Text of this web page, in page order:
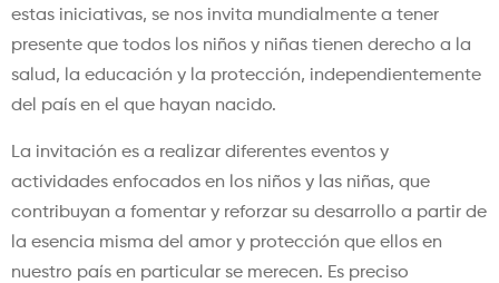
estas iniciativas, se nos invita mundialmente a tener
presente que todos los niños y niñas tienen derecho a la
salud, la educación y la protección, independientemente
del país en el que hayan nacido.
La invitación es a realizar diferentes eventos y
actividades enfocados en los niños y las niñas, que
contribuyan a fomentar y reforzar su desarrollo a partir de
la esencia misma del amor y protección que ellos en
nuestro país en particular se merecen. Es preciso